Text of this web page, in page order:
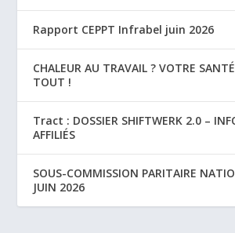
Rapport CEPPT Infrabel juin 2026
CHALEUR AU TRAVAIL ? VOTRE
TOUT !
Tract : DOSSIER SHIFTWERK 2.0 –
AFFILIÉS
SOUS-COMMISSION PARITAIRE
JUIN 2026